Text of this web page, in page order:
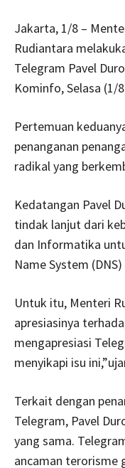
Jakarta, 1/8 –
Rudiantara
Telegram Pavel
Kominfo, Selasa (1/
Pertemuan
penanganan
radikal yang
Kedatangan Pavel
tindak lanjut dari
dan Informatika
Name System
Untuk itu, Menteri
apresiasinya
mengapresiasi
menyikapi isu
Terkait dengan
Telegram, Pavel
yang sama.
ancaman terorisme